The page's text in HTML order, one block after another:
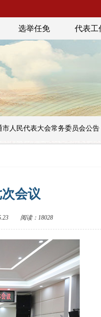
选举任免 代表工
表大会常务委员会公告【第五
会议
阅读：18028